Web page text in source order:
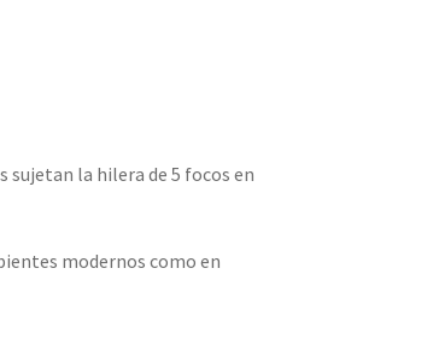
la hilera de 5 focos en
modernos como en